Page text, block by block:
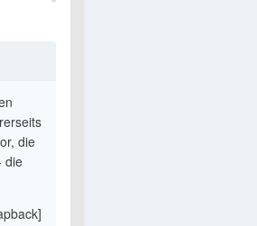
die
die